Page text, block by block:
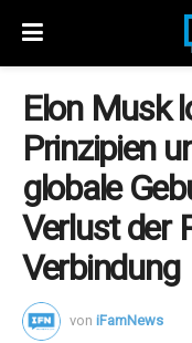
Elon Musk
Prinzipien
globale
Verlust der
Verbindung
von iFamNews